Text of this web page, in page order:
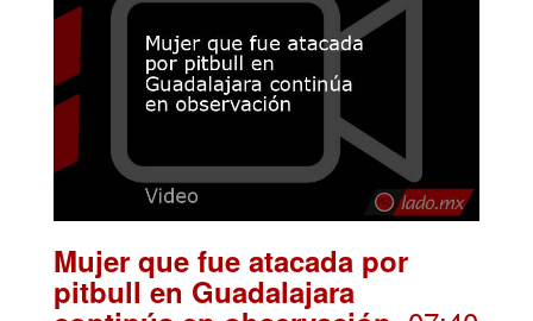
Mujer que fue atacada por
pitbull en Guadalajara